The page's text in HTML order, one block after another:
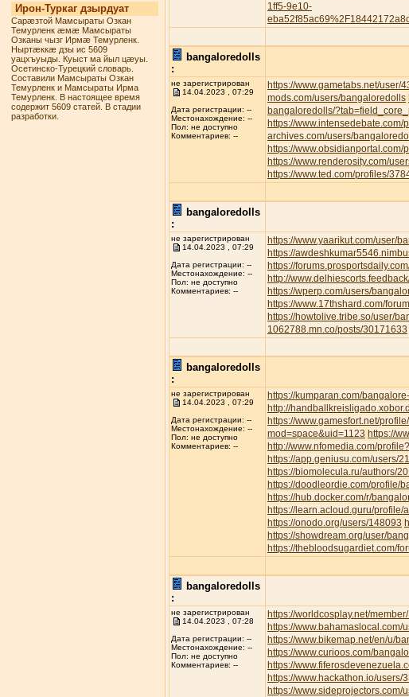
Ирон-Туркаг дзырдуат
Сарæзтой Мамсыраты Озкан
Темурленк æмæ Мамсыраты
Озканы чызг Ирмæ Темурленк.
Ныртæккæ дзы ис 5609
уацхъуыды. Куыст ма йыл цæуы.
Осетинско-Турецкий словарь.
Составили Мамсыраты Озкан
Темурленк и Мамсыраты Ирма
Темурленк. В настоящее время
содержит 5609 статей. В стадии
разработки.
1ff5-9e10-
bangaloredolls
:
не зарегистрирован
14.04.2023 , 07:29
Дата регистрации: --
Местонахождение: --
Пол: не доступно
Комментариев: --
https://www.gametabs.net/user/
mods.com/users/bangaloredolls
bangaloredolls/
https://
archives.com/users/
https://
https://www.renderosity.com/
https://www.ted.com/profiles/
bangaloredolls
:
не зарегистрирован
14.04.2023 , 07:29
Дата регистрации: --
Местонахождение: --
Пол: не доступно
Комментариев: --
https://www.yaarikut.com/user/
https://
https://
http://
https://wperp.com/users/
https://www.17thshard.com/
https://howtolive.tribe.so/user/
1062788.mn.co/posts/30171633
bangaloredolls
:
не зарегистрирован
14.04.2023 , 07:29
Дата регистрации: --
Местонахождение: --
Пол: не доступно
Комментариев: --
https://kumparan.com/
http://
https://www.gamesfort.net/
mod=space&uid=1123 https://
http://www.nfomedia.com/
https://app.geniusu.com/users/
https://biomolecula.ru/authors/
https://doodleordie.com/profile/
https://hub.docker.com/r/
https://learn.acloud.guru/
https://onodo.org/users/148093
https://showdream.org/user/
https://thebloodsugardiet.com/
bangaloredolls
:
не зарегистрирован
14.04.2023 , 07:28
Дата регистрации: --
Местонахождение: --
Пол: не доступно
Комментариев: --
https://worldcosplay.net/
https://
https://www.bikemap.net/en/u/
https://www.curioos.com/
https://
https://www.hackathon.io/users/
https://www.sideprojectors.com/